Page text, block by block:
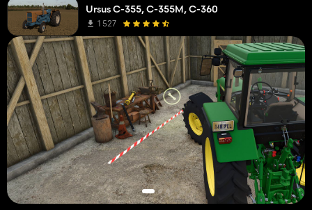
Ursus C-355, C-355M, C-360
1 527